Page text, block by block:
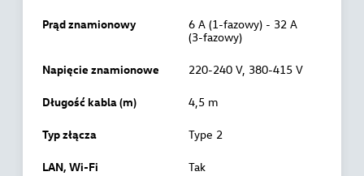
Prąd znamionowy
6 A (1-fazowy) - 32 A
(3-fazowy)
Napięcie znamionowe 220-240 V, 380-415 V
Długość kabla (m) 4,5 m
Typ złącza Type 2
LAN, Wi-Fi Tak